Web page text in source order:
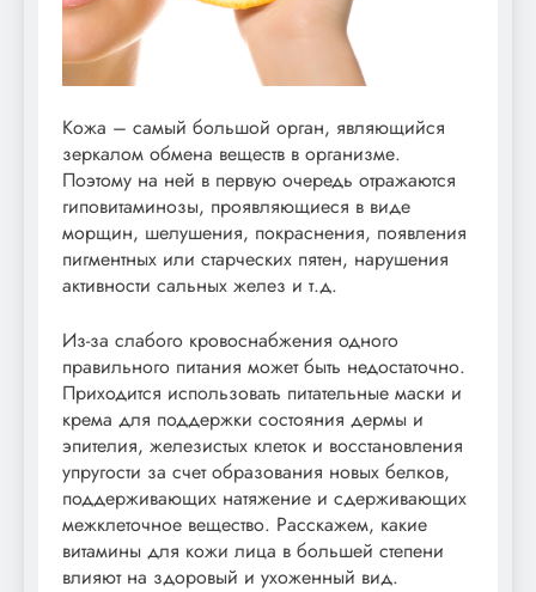
Кожа – самый большой орган, являющийся
зеркалом обмена веществ в организме.
Поэтому на ней в первую очередь отражаются
гиповитаминозы, проявляющиеся в виде
морщин, шелушения, покраснения, появления
пигментных или старческих пятен, нарушения
активности сальных желез и т.д.
Из-за слабого кровоснабжения одного
правильного питания может быть недостаточно.
Приходится использовать питательные маски и
крема для поддержки состояния дермы и
эпителия, железистых клеток и восстановления
упругости за счет образования новых белков,
поддерживающих натяжение и сдерживающих
межклеточное вещество. Расскажем, какие
витамины для кожи лица в большей степени
влияют на здоровый и ухоженный вид.